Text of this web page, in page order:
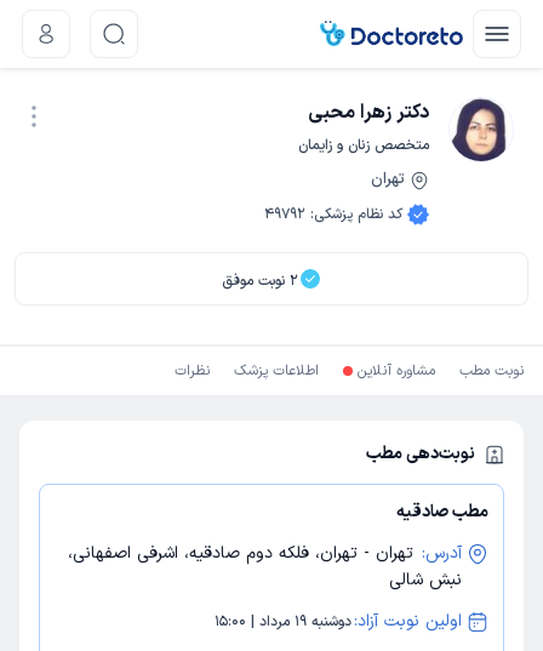
دکتر زهرا محبی
متخصص زنان و زایمان
تهران
کد نظام پزشکی:
49792
2 نوبت موفق
نوبت مطب مشاوره آنلاین اطلاعات پزشک نظرات
نوبت‌دهی مطب
مطب صادقیه
آدرس: تهران - تهران، فلکه دوم صادقیه، اشرفی اصفهانی،
نبش شالی
اولین نوبت آزاد:دوشنبه 19 مرداد | 15:00